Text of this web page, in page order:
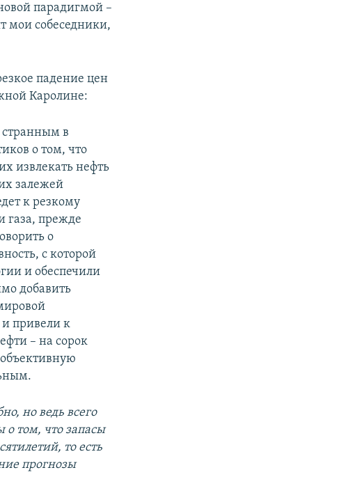
парадигмой –
мои собеседники,
падение цен
Каролине:
в
о том, что
извлекать нефть
залежей
к резкому
газа, прежде
о
с которой
и обеспечили
добавить
и привели к
– на сорок
но ведь всего
о том, что запасы
то есть
прогнозы